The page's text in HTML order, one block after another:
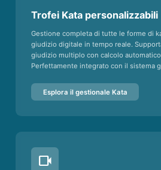
Trofei Kata personalizzabili
Gestione completa di tutte le forme di
giudizio digitale in tempo reale.
giudizio multiplo con calcolo
Perfettamente integrato con il sistema
Esplora il gestionale Kata
videocam